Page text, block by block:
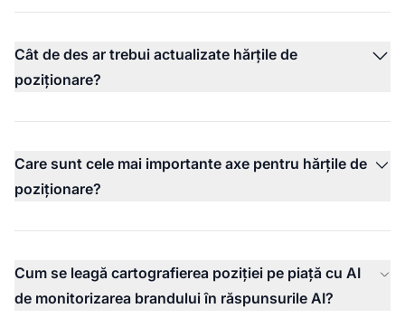
Cât de des ar trebui actualizate hărțile de
poziționare?
Care sunt cele mai importante axe pentru hărțile de
poziționare?
Cum se leagă cartografierea poziției pe piață cu AI
de monitorizarea brandului în răspunsurile AI?